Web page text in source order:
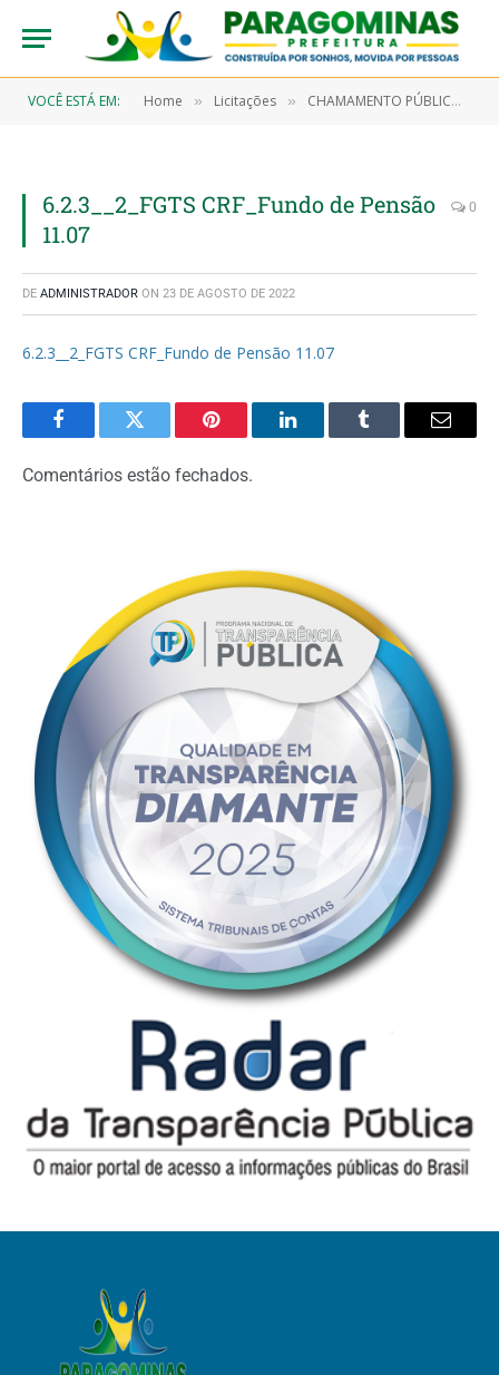
VOCÊ ESTÁ EM: Home » Licitações » CHAMAMENTO PÚBLICO Nº 0001/2022 (Contratação de entidade fechada de previdência complementar para prestar o serviço de administração de planos de benefícios previdenciários complementares a serem oferecidos aos servidores públicos tratados na Lei Municipal 1.078/2022)
6.2.3__2_FGTS CRF_Fundo de Pensão
11.07
0
DE ADMINISTRADOR ON 23 DE AGOSTO DE 2022
6.2.3__2_FGTS CRF_Fundo de Pensão 11.07
FacebookTwitter Pinterest LinkedInTumblr Email
Comentários estão fechados.